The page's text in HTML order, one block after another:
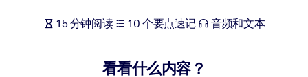
利用可靠、结构化的知识为您的人工智能系统提供动力，以改善输
15 分钟阅读 10 个要点速记 音频和文本
看看什么内容？